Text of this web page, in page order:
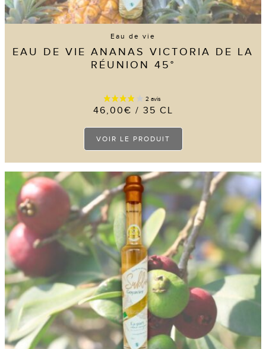
Eau de vie
EAU DE VIE ANANAS VICTORIA DE LA
RÉUNION 45°
46,00€ / 35 CL
VOIR LE PRODUIT
Ce
a
variations.
Les
options
peuvent
être
choisies
sur
la
page
du
produit